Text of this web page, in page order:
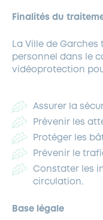
Finalités du
La Ville de
personnel dans le
vidéoprotection
Assurer la
Prévenir les
Protéger les
Prévenir le
Constater les
circulation.
Base légale